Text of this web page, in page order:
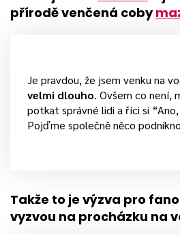
přírodě venčená coby
Je pravdou, že jsem venku na
velmi dlouho. Ovšem co není,
potkat správné lidi a říci si
Pojďme společně něco
Takže to je výzva pro
vyzvou na procházku na